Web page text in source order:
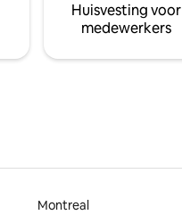
Huisvesting voor
medewerkers
Montreal